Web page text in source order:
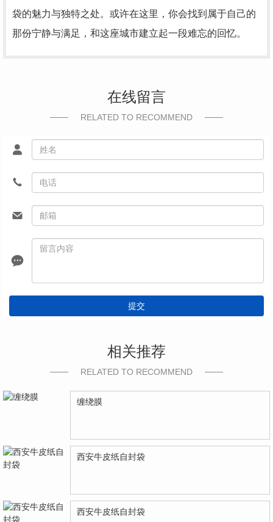
袋的魅力与独特之处。或许在这里，你会找到属于自己的
那份宁静与满足，和这座城市建立起一段难忘的回忆。
在线留言
RELATED TO RECOMMEND
提交
相关推荐
RELATED TO RECOMMEND
缠绕膜
西安牛皮纸自封袋
西安牛皮纸自封袋